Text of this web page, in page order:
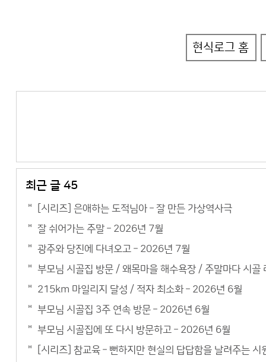
현식로그 홈
최근 글 45
[시리즈] 은애하는 도적님아 – 잘 만든 가상역사극
잘 쉬어가는 주말 – 2026년 7월
광주와 당진에 다녀오고 – 2026년 7월
부모님 시골집 방문 / 왜목마을 해수욕장 / 주말마다 시
215km 마일리지 달성 / 적자 최소화 – 2026년 6월
부모님 시골집 3주 연속 방문 – 2026년 6월
부모님 시골집에 또 다시 방문하고 – 2026년 6월
[시리즈] 참교육 – 뻔하지만 현실의 답답함을 날려주는 시